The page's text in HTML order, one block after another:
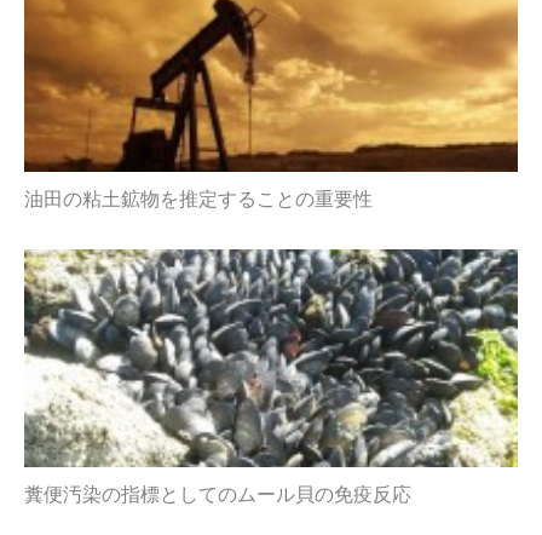
油田の粘土鉱物を推定することの重要性
糞便汚染の指標としてのムール貝の免疫反応